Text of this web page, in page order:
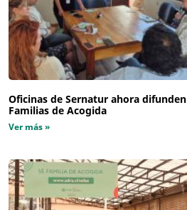
Oficinas de Sernatur ahora difunden
Familias de Acogida
Ver más »